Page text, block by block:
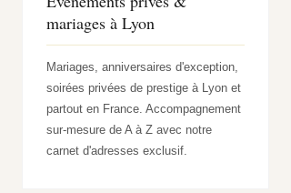
mariages à Lyon
Mariages, anniversaires d'exception,
soirées privées de prestige à Lyon et
partout en France. Accompagnement
sur-mesure de A à Z avec notre
carnet d'adresses exclusif.